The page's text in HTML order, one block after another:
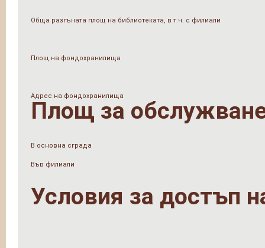
Обща разгъната площ на библиотеката, в т.ч. с филиали
Площ на фондохранилища
Адрес на фондохранилища
Площ за
В основна сграда
Във филиали
Условия за достъп